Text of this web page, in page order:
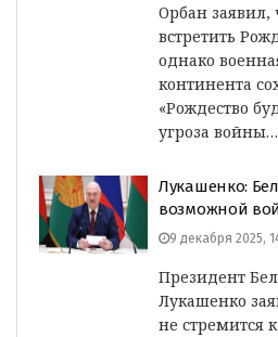
Орбан заявил,
встретить
однако
континента
«Рождество
угроза войны…
Лукашенко:
возможной
9 декабря 2025,
Президент
Лукашенко
не стремится